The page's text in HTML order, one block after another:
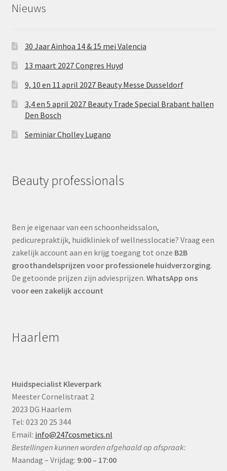
Nieuws
30 Jaar Ainhoa 14 & 15 mei Valencia
13 maart 2027 Congres Huyd
9, 10 en 11 april 2027 Beauty Messe Dusseldorf
3,4 en 5 april 2027 Beauty Trade Special Brabant hallen
Den Bosch
Seminiar Cholley Lugano
Beauty professionals
Ben je eigenaar van een schoonheidssalon,
pedicurepraktijk, huidkliniek of wellnesslocatie? Vraag een
zakelijk account aan en krijg toegang tot onze B2B
groothandelsprijzen voor professionele huidverzorging.
De getoonde prijzen zijn adviesprijzen. WhatsApp ons
voor een zakelijk account
Haarlem
Huidspecialist Kleverpark
Meester Cornelistraat 2
2023 DG Haarlem
Tel: 023 20 25 344
Email: info@247cosmetics.nl
Bestellingen kunnen worden afgehaald op afspraak:
Maandag – Vrijdag: 9:00 – 17:00